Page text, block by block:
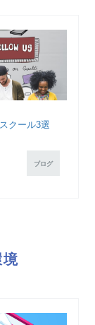
クール3選
ブログ